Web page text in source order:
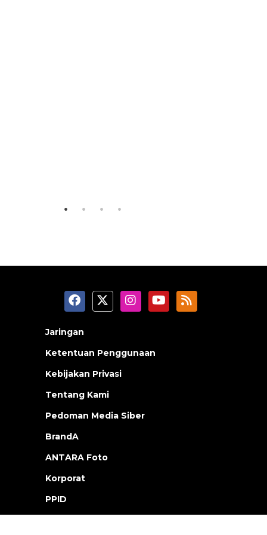
Jaringan
Ketentuan Penggunaan
Kebijakan Privasi
Tentang Kami
Pedoman Media Siber
BrandA
ANTARA Foto
Korporat
PPID